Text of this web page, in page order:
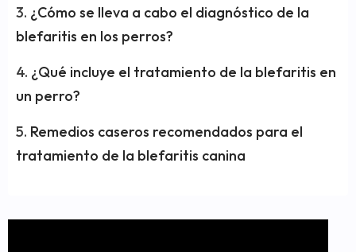
¿Cómo se lleva a cabo el diagnóstico de la
blefaritis en los perros?
¿Qué incluye el tratamiento de la blefaritis en
un perro?
Remedios caseros recomendados para el
tratamiento de la blefaritis canina